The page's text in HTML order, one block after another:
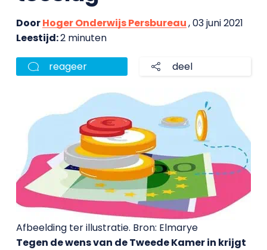
DoorHoger Onderwijs Persbureau, 03 juni 2021
Leestijd:2 minuten
reageer deel
Afbeelding ter illustratie. Bron: Elmarye
Tegen de wens van de Tweede Kamer in krijgt